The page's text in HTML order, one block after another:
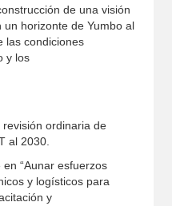
de una visión
horizonte de Yumbo al
las condiciones
y los
ordinaria de
al 2030.
“Aunar esfuerzos
y logísticos para
y